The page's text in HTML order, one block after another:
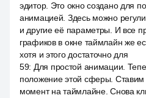
эдитор. Это окно создано для
анимацией. Здесь можно
и другие её параметры. И все
графиков в окне таймлайн же
хотя и этого достаточно для
59: Для простой анимации.
положение этой сферы.
момент на таймлайне. Снова